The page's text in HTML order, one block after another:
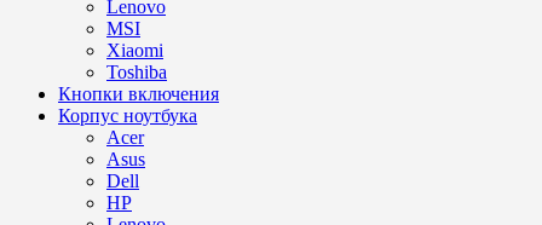
Lenovo
MSI
Xiaomi
Toshiba
Кнопки включения
Корпус ноутбука
Acer
Asus
Dell
HP